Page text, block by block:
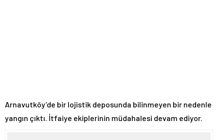
Arnavutköy’de bir lojistik deposunda bilinmeyen bir nedenle
yangın çıktı. İtfaiye ekiplerinin müdahalesi devam ediyor.